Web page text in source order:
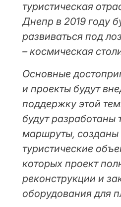
туристическая
Днепр в 2019 году
развиваться под
– космическая
Основные
и проекты будут
поддержку этой
будут разработаны
маршруты, созданы
туристические
которых проект
реконструкции и
оборудования для